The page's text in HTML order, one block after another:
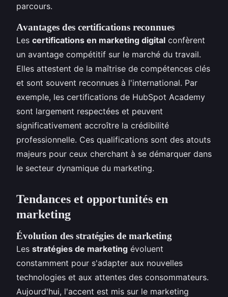
parcours.
Avantages des certifications reconnues
Les certifications en marketing digital confèrent
un avantage compétitif sur le marché du travail.
Elles attestent de la maîtrise de compétences clés
et sont souvent reconnues à l'international. Par
exemple, les certifications de HubSpot Academy
sont largement respectées et peuvent
significativement accroître la crédibilité
professionnelle. Ces qualifications sont des atouts
majeurs pour ceux cherchant à se démarquer dans
le secteur dynamique du marketing.
Tendances et opportunités en
marketing
Évolution des stratégies de marketing
Les stratégies de marketing évoluent
constamment pour s'adapter aux nouvelles
technologies et aux attentes des consommateurs.
Aujourd'hui, l'accent est mis sur le marketing